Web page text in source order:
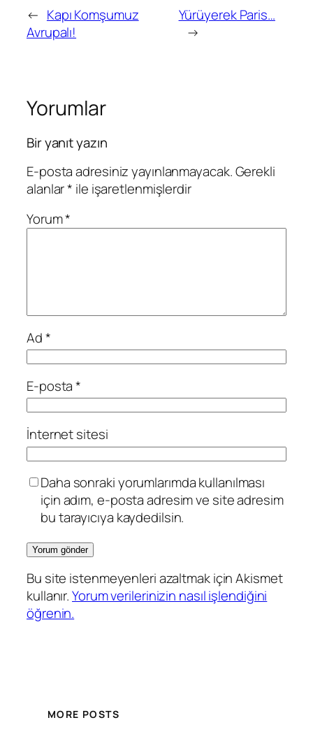
← Kapı Komşumuz
Avrupalı!
Yürüyerek Paris…
→
Yorumlar
Bir yanıt yazın
E-posta adresiniz yayınlanmayacak.Gerekli
alanlar* ile işaretlenmişlerdir
Yorum*
Ad*
E-posta*
İnternet sitesi
Daha sonraki yorumlarımda kullanılması
için adım, e-posta adresim ve site adresim
bu tarayıcıya kaydedilsin.
Bu site istenmeyenleri azaltmak için Akismet
kullanır.Yorum verilerinizin nasıl işlendiğini
öğrenin.
MORE POSTS